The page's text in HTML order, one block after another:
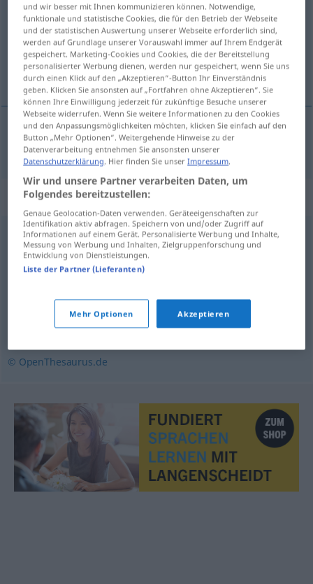
Übersicht aller Übersetzungen
(Für mehr Details die Übersetzung anklicken/antippen)
utvivlsom, uden tvivl
utvivlsom,udentvivl zweifellos
Synonyme für "zweifellos"
zweifelsohne,todsicher (ugs.),beileibe,unweigerlich
sicherlich (ugs., Hauptform)
jedenfalls (ugs.) definitiv unausweichlich
unbedingt,unzweifelhaft
© OpenThesaurus.de
und wir besser mit Ihnen kommunizieren können. Notwendige,
funktionale und statistische Cookies, die für den Betrieb der Webseite
und der statistischen Auswertung unserer Webseite erforderlich sind,
werden auf Grundlage unserer Vorauswahl immer auf Ihrem Endgerät
gespeichert. Marketing-Cookies und Cookies, die der Bereitstellung
personalisierter Werbung dienen, werden nur gespeichert, wenn Sie uns
durch einen Klick auf den „Akzeptieren“-Button Ihr Einverständnis
geben. Klicken Sie ansonsten auf „Fortfahren ohne Akzeptieren“. Sie
können Ihre Einwilligung jederzeit für zukünftige Besuche unserer
Webseite widerrufen. Wenn Sie weitere Informationen zu den Cookies
und den Anpassungsmöglichkeiten möchten, klicken Sie einfach auf den
Button „Mehr Optionen“. Weitergehende Hinweise zu der
Datenverarbeitung entnehmen Sie ansonsten unserer
Datenschutzerklärung . Hier finden Sie unserImpressum
Wir und unsere Partner verarbeiten Daten, um
Folgendes bereitzustellen:
Genaue Geolocation-Daten verwenden. Geräteeigenschaften zur
Identifikation aktiv abfragen. Speichern von und/oder Zugriff auf
Informationen auf einem Gerät. Personalisierte Werbung und Inhalte,
Messung von Werbung und Inhalten, Zielgruppenforschung und
Entwicklung von Dienstleistungen.
Liste der Partner (Lieferanten)
Mehr Optionen Akzeptieren